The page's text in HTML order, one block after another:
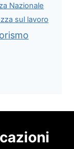
Nazionale
sul lavoro